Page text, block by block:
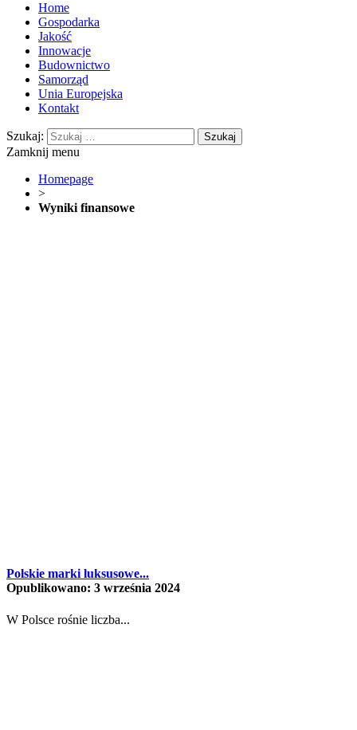
Home
Gospodarka
Jakość
Innowacje
Budownictwo
Samorząd
Unia Europejska
Kontakt
Szukaj:
Zamknij menu
Homepage
>
Wyniki finansowe
Polskie marki luksusowe...
Opublikowano: 3 września 2024
W Polsce rośnie liczba...